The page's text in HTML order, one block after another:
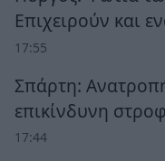
Επιχειρούν και
17:55
Σπάρτη:
επικίνδυνη
17:44